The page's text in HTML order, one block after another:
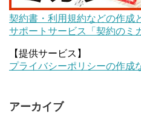
契約書・利用規約などの作成
サポートサービス「契約のミ
【提供サービス】
プライバシーポリシーの作成
アーカイブ